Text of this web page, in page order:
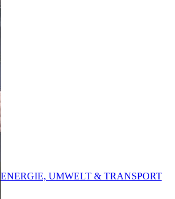
ENERGIE, UMWELT & TRANSPORT